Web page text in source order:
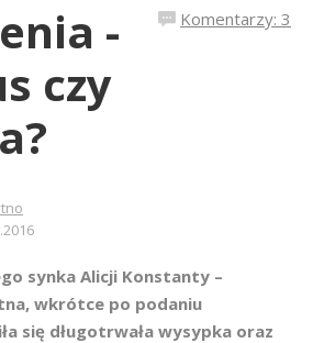
Komentarzy: 3
-
czy
synka Alicji Konstanty –
wkrótce po podaniu
się długotrwała wysypka oraz